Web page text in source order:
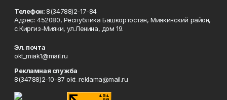
Телефон:8(34788)2-17-84
Адрес: 452080, Республика Башкортостан, Миякинский район,
с.Киргиз-Мияки, ул.Ленина, дом 19.
Эл. почта
okt_miak1@mail.ru
Рекламная служба
8(34788)2-10-87 okt_reklama@mail.ru